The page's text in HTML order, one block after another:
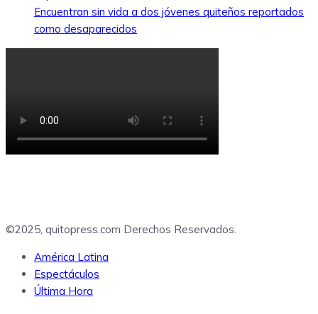
Encuentran sin vida a dos jóvenes quiteños reportados
como desaparecidos
©2025, quitopress.com Derechos Reservados.
América Latina
Espectáculos
Última Hora